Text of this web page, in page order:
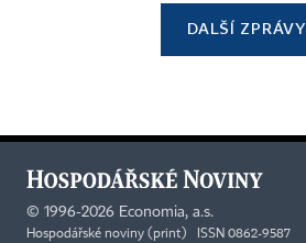
DALŠÍ ZPRÁVY
© 1996-2026 Economia, a.s.
Hospodářské noviny (print) ISSN 0862-9587